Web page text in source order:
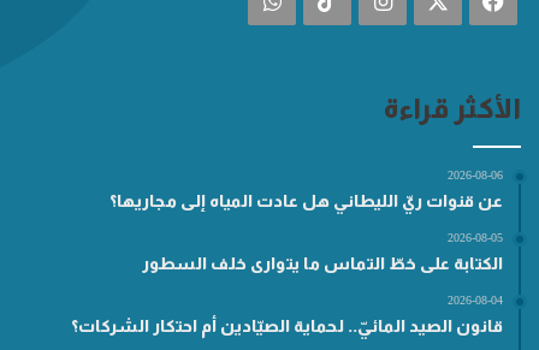
الأكثر قراءة
2026-08-06
عن قنوات ريّ الليطاني هل عادت المياه إلى مجاريها؟
2026-08-05
الكتابة على خطّ التماس ما يتوارى خلف السطور
2026-08-04
قانون الصيد المائيّ.. لحماية الصيّادين أم احتكار الشركات؟